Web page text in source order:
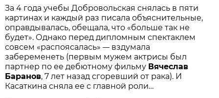
За 4 года учебы Добровольская снялась в пяти
картинах и каждый раз писала объяснительные,
оправдывалась, обещала, что «больше так не
будет». Однако перед дипломным спектаклем
совсем «распоясалась»— вздумала
забеременеть (первым мужем актрисы был
партнер по ее дебютному фильму Вячеслав
Баранов, 7 лет назад сгоревший от рака). И
Касаткина сняла ее с главной роли…